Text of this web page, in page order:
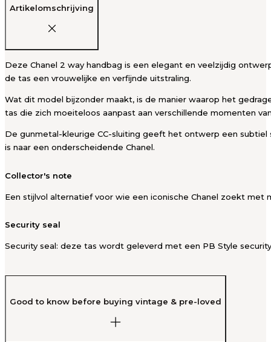
Artikelomschrijving
Deze Chanel 2 way handbag is een elegant en veelzijdig
de tas een vrouwelijke en verfijnde uitstraling.
Wat dit model bijzonder maakt, is de manier waarop het
tas die zich moeiteloos aanpast aan verschillende momenten
De gunmetal-kleurige CC-sluiting geeft het ontwerp een
is naar een onderscheidende Chanel.
Collector's note
Een stijlvol alternatief voor wie een iconische Chanel zoekt
Security seal
Security seal: deze tas wordt geleverd met een PB Style
Good to know before buying vintage & pre-loved